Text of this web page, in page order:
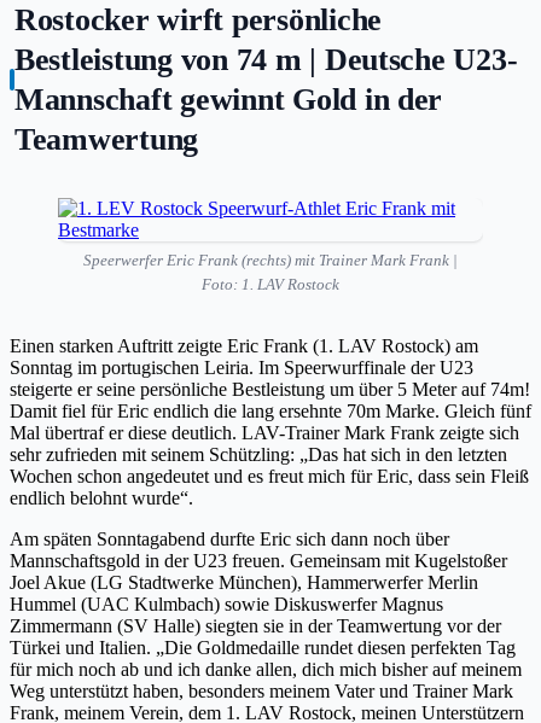
Rostocker wirft persönliche
Bestleistung von 74 m | Deutsche U23-
Mannschaft gewinnt Gold in der
Teamwertung
Speerwerfer Eric Frank (rechts) mit Trainer Mark Frank |
Foto: 1. LAV Rostock
Einen starken Auftritt zeigte Eric Frank (1. LAV Rostock) am
Sonntag im portugischen Leiria. Im Speerwurffinale der U23
steigerte er seine persönliche Bestleistung um über 5 Meter auf 74m!
Damit fiel für Eric endlich die lang ersehnte 70m Marke. Gleich fünf
Mal übertraf er diese deutlich. LAV-Trainer Mark Frank zeigte sich
sehr zufrieden mit seinem Schützling: „Das hat sich in den letzten
Wochen schon angedeutet und es freut mich für Eric, dass sein Fleiß
endlich belohnt wurde“.
Am späten Sonntagabend durfte Eric sich dann noch über
Mannschaftsgold in der U23 freuen. Gemeinsam mit Kugelstoßer
Joel Akue (LG Stadtwerke München), Hammerwerfer Merlin
Hummel (UAC Kulmbach) sowie Diskuswerfer Magnus
Zimmermann (SV Halle) siegten sie in der Teamwertung vor der
Türkei und Italien. „Die Goldmedaille rundet diesen perfekten Tag
für mich noch ab und ich danke allen, dich mich bisher auf meinem
Weg unterstützt haben, besonders meinem Vater und Trainer Mark
Frank, meinem Verein, dem 1. LAV Rostock, meinen Unterstützern